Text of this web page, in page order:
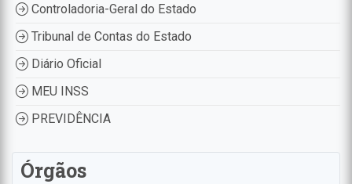
Controladoria-Geral do Estado
Tribunal de Contas do Estado
Diário Oficial
MEU INSS
PREVIDÊNCIA
Órgãos